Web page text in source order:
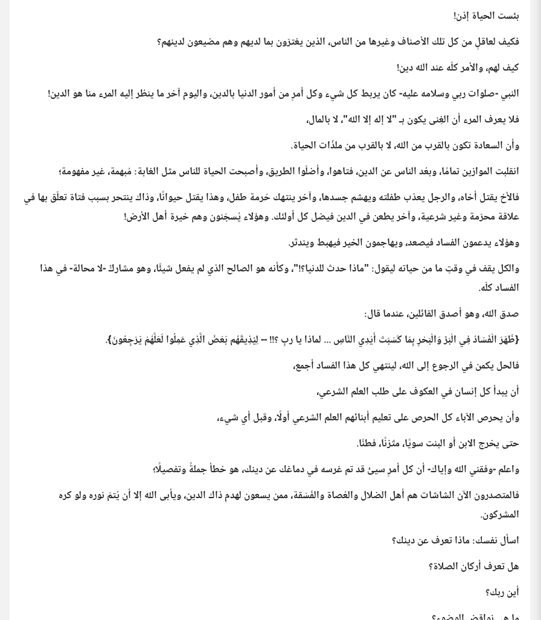
بئست الحياة إذن!
فكيف لعاقلٍ من كل تلك الأصناف وغيرها من الناس، الذين يغترّون بما لديهم وهم مضيعون لدينهم؟
كيف لهم، والأمر كلّه عند الله دين!
النبي -صلوات ربي وسلامه عليه- كان يربط كل شيء وكل أمرٍ من أمور الدنيا بالدين، واليوم آخر ما ينظر إليه المرء منا هو الدين!
فلا يعرف المرء أن الغِنى يكون بـ "لا إله إلا الله"، لا بالمال،
وأن السعادة تكون بالقرب من الله، لا بالقرب من ملذّات الحياة.
انقلبت الموازين تمامًا، وبعُد الناس عن الدين، فتاهوا، وأضلّوا الطريق، وأصبحت الحياة للناس مثل الغابة: مُبهمة، غير مفهومة؛
فالأخ يقتل أخاه، والرجل يعذب طفلته ويهشم جسدها، وآخر ينتهك حُرمة طفل، وهذا يقتل حيوانًا، وذاك ينتحر بسبب فتاة تعلّق بها في
علاقة محرّمة وغير شرعية، وآخر يطعن في الدين فيضل كل أولئك. وهؤلاء يُسجَنون وهم خيرة أهل الأرض!
وهؤلاء يدعمون الفساد فيصعد، ويهاجمون الخير فيهبط ويندثر.
والكل يقف في وقتٍ ما من حياته ليقول: "ماذا حدث للدنيا؟!"، وكأنه هو الصالح الذي لم يفعل شيئًا، وهو مشاركٌ -لا محالة- في هذا
الفساد كلّه.
صدق الله، وهو أصدق القائلين، عندما قال:
{ظَهَرَ الْفَسَادُ فِي الْبَرِّ وَالْبَحْرِ بِمَا كَسَبَتْ أَيْدِي النَّاسِ ... لماذا يا ربِ ؟!! -- لِيُذِيقَهُم بَعْضَ الَّذِي عَمِلُوا لَعَلَّهُمْ يَرْجِعُونَ}.
فالحل يكمن في الرجوع إلى الله، لينتهي كل هذا الفساد أجمع،
أن يبدأ كل إنسان في العكوف على طلب العلم الشرعي،
وأن يحرص الآباء كل الحرص على تعليم أبنائهم العلم الشرعي أولًا، وقبل أي شيء،
حتى يخرج الابن أو البنت سويًا، متّزنًا، فطنًا.
واعلم -وفقني الله وإياك- أن كل أمرٍ سيئ قد تم غرسه في دماغك عن دينك، هو خطأ جملةً وتفصيلًا؛
فالمتصدرون الآن الشاشات هم أهل الضلال والعُصاة والفَسَقة، ممن يسعون لهدم ذاك الدين، ويأبى الله إلا أن يُتمّ نوره ولو كره
المشركون.
اسأل نفسك: ماذا تعرف عن دينك؟
هل تعرف أركان الصلاة؟
أين ربك؟